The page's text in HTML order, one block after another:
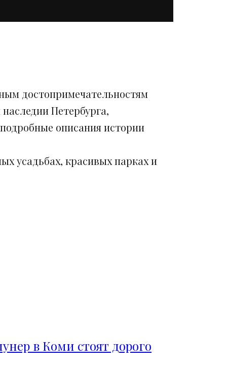
достопримечательностям
Петербурга,
описания истории
усадьбах, красивых парках и
в Коми стоят дорого